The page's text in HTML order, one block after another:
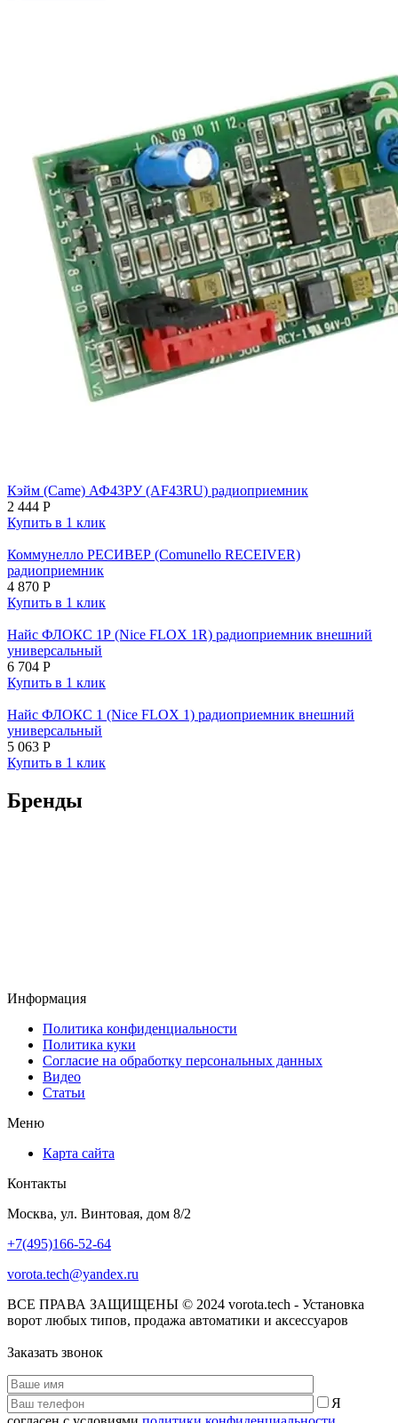
Кэйм (Came) АФ43РУ (AF43RU) радиоприемник
2 444 Р
Купить в 1 клик
Коммунелло РЕСИВЕР (Comunello RECEIVER)
радиоприемник
4 870 Р
Купить в 1 клик
Найс ФЛОКС 1Р (Nice FLOX 1R) радиоприемник внешний
универсальный
6 704 Р
Купить в 1 клик
Найс ФЛОКС 1 (Nice FLOX 1) радиоприемник внешний
универсальный
5 063 Р
Купить в 1 клик
Бренды
Информация
Политика конфиденциальности
Политика куки
Согласие на обработку персональных данных
Видео
Статьи
Меню
Карта сайта
Контакты
Москва, ул. Винтовая, дом 8/2
+7(495)166-52-64
vorota.tech@yandex.ru
ВСЕ ПРАВА ЗАЩИЩЕНЫ © 2024 vorota.tech - Установка
ворот любых типов, продажа автоматики и аксессуаров
Заказать звонок
Я